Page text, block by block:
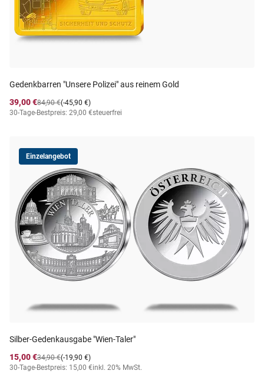
Gedenkbarren "Unsere Polizei" aus reinem Gold
39,00 €
(-45,90 €)
84,90 €
30-Tage-Bestpreis: 29,00 €steuerfrei
Einzelangebot
Silber-Gedenkausgabe "Wien-Taler"
15,00 €
(-19,90 €)
34,90 €
30-Tage-Bestpreis: 15,00 €inkl. 20% MwSt.